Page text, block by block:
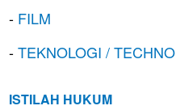
- FILM
-TEKNOLOGI / TECHNO
ISTILAH HUKUM